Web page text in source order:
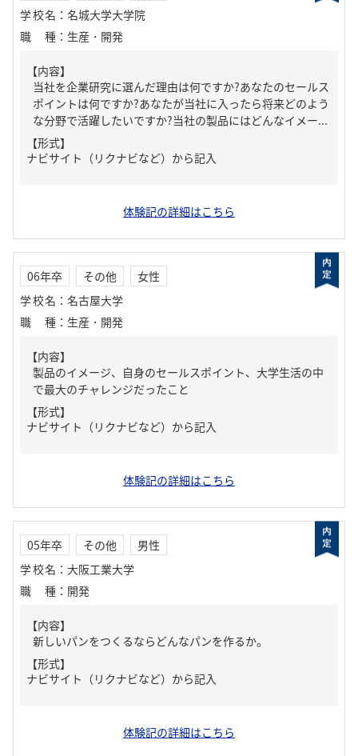
学校名 ： 名城大学大学院
職種 ： 生産・開発
【内容】
当社を企業研究に選んだ理由は何ですか?あなたのセールス
ポイントは何ですか?あなたが当社に入ったら将来どのよう
な分野で活躍したいですか?当社の製品にはどんなイメー...
【形式】
ナビサイト（リクナビなど）から記入
体験記の詳細はこちら
06年卒 その他
女性
学校名 ： 名古屋大学
職種 ： 生産・開発
【内容】
製品のイメージ、自身のセールスポイント、大学生活の中
で最大のチャレンジだったこと
【形式】
ナビサイト（リクナビなど）から記入
体験記の詳細はこちら
05年卒 その他
男性
学校名 ： 大阪工業大学
職種 ： 開発
【内容】
新しいパンをつくるならどんなパンを作るか。
【形式】
ナビサイト（リクナビなど）から記入
体験記の詳細はこちら